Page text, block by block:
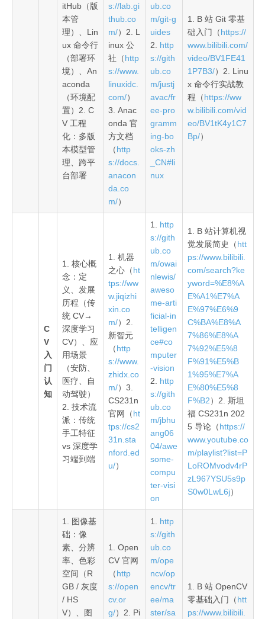
itHub（版
本管
理）、Lin
ux 命令行
（部署环
境）、An
aconda
（环境配
置）2. C
V 工程
化：多版
本模型管
理、跨平
台部署
s://lab.gi
thub.co
m/）2. L
inux 公
社（http
s://www.
linuxidc.
com/）
3. Anac
onda 官
方文档
（http
s://docs.
anacon
da.co
m/）
ub.co
m/git-g
uides
2. http
s://gith
ub.co
m/justj
avac/fr
ee-pro
gramm
ing-bo
oks-zh
_CN#li
nux
1. B 站 Git 零基
础入门（https://
www.bilibili.com/
video/BV1FE41
1P7B3/）2. Linu
x 命令行实战教
程（https://ww
w.bilibili.com/vid
eo/BV1tK4y1C7
Bp/）
C
V
入
门
认
知
1. 核心概
念：定
义、发展
历程（传
统 CV→
深度学习
CV）、应
用场景
（安防、
医疗、自
动驾驶）
2. 技术流
派：传统
手工特征
vs 深度学
习端到端
1. 机器
之心（ht
tps://ww
w.jiqizhi
xin.co
m/）2.
新智元
（http
s://www.
zhidx.co
m/）3.
CS231n
官网（ht
tps://cs2
31n.sta
nford.ed
u/）
1. http
s://gith
ub.co
m/owai
nlewis/
aweso
me-arti
ficial-in
telligen
ce#co
mputer
-vision
2. http
s://gith
ub.co
m/jbhu
ang06
04/awe
some-
compu
ter-visi
on
1. B 站计算机视
觉发展简史（htt
ps://www.bilibili.
com/search?ke
yword=%E8%A
E%A1%E7%A
E%97%E6%9
C%BA%E8%A
7%86%E8%A
7%92%E5%8
F%91%E5%B
1%95%E7%A
E%80%E5%8
F%B2）2. 斯坦
福 CS231n 202
5 导论（https://
www.youtube.co
m/playlist?list=P
LoROMvodv4rP
zL967YSU5s9p
S0w0LwL6j）
1. 图像基
础：像
素、分辨
率、色彩
空间（R
GB / 灰度
/ HS
V）、图
1. Open
CV 官网
（http
s://open
cv.or
g/）2. Pi
1. http
s://gith
ub.co
m/ope
ncv/op
encv/tr
ee/ma
ster/sa
1. B 站 OpenCV
零基础入门（htt
ps://www.bilibili.